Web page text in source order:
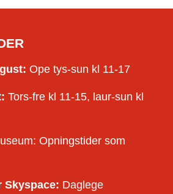
Ope tys-sun kl 11-17
Tors-fre kl 11-15, laur-sun kl
Opningstider som
Skyspace: Daglege